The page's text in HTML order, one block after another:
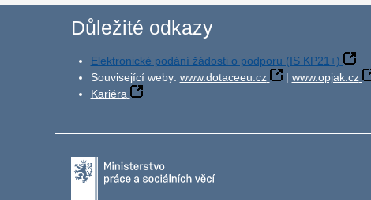
Důležité odkazy
Elektronické podání žádosti o podporu (IS KP21+)
Související weby: www.dotaceeu.cz | www.opjak.cz
Kariéra